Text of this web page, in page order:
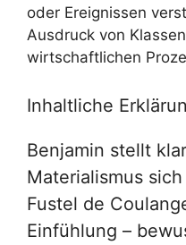
oder Ereignissen
Ausdruck von
wirtschaftlichen
Inhaltliche
Benjamin stellt
Materialismus
Fustel de
Einfühlung –